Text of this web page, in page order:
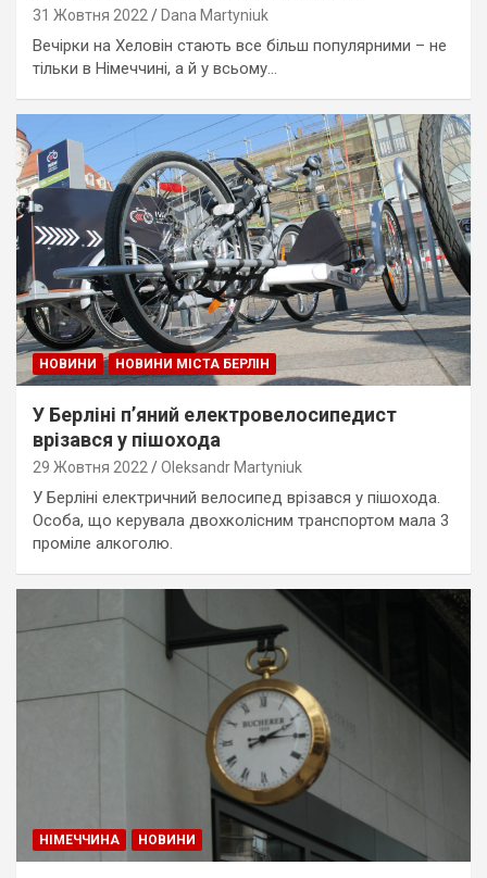
31 Жовтня 2022 Dana Martyniuk
Вечірки на Хеловін стають все більш популярними – не
тільки в Німеччині, а й у всьому…
НОВИНИ НОВИНИ МІСТА БЕРЛІН
У Берліні п’яний електровелосипедист
врізався у пішохода
29 Жовтня 2022 Oleksandr Martyniuk
У Берліні електричний велосипед врізався у пішохода.
Особа, що керувала двохколісним транспортом мала 3
проміле алкоголю.
НІМЕЧЧИНА НОВИНИ